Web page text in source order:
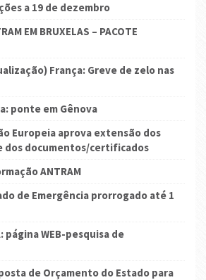
a 19 de dezembro
EM BRUXELAS – PACOTE
França: Greve de zelo nas
ponte em Gênova
Europeia aprova extensão dos
dos documentos/certificados
ANTRAM
de Emergência prorrogado até 1
página WEB-pesquisa de
de Orçamento do Estado para